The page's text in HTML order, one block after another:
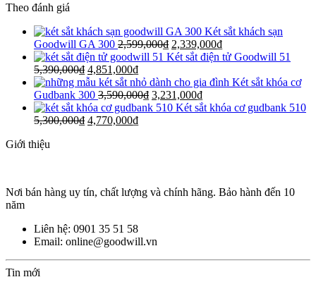
Theo đánh giá
Két sắt khách sạn
Goodwill GA 300 2,599,000₫ 2,339,000₫
Két sắt điện tử Goodwill 51
5,390,000₫ 4,851,000₫
Két sắt khóa cơ
Gudbank 300 3,590,000₫ 3,231,000₫
Két sắt khóa cơ gudbank 510
5,300,000₫ 4,770,000₫
Giới thiệu
Nơi bán hàng uy tín, chất lượng và chính hãng. Bảo hành đến 10
năm
Liên hệ: 0901 35 51 58
Email: online@goodwill.vn
Tin mới